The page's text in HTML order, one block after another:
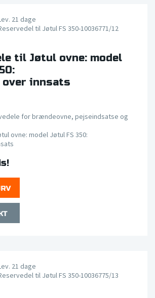
21 dage
til Jøtul FS 350-10036771/12
til Jøtul ovne: model
innsats
for brændeovne, pejseindsatse og
ovne: model Jøtul FS 350:
21 dage
til Jøtul FS 350-10036775/13